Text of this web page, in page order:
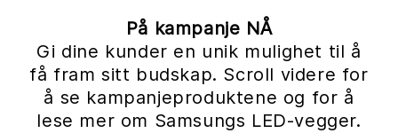
På kampanje NÅ
Gi dine kunder en unik mulighet til å
få fram sitt budskap. Scroll videre for
å se kampanjeproduktene og for å
lese mer om Samsungs LED-vegger.